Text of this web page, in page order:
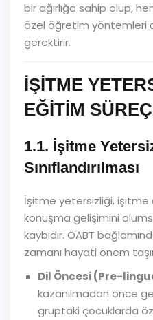
bir ağırlığa sahip olup,
özel öğretim yöntemleri
gerektirir.
İŞİTME
EĞİTİM
1.1. İşitme
Sınıflandırılması
İşitme yetersizliği, işitme
konuşma gelişimini
kaybıdır. ÖABT
zamanı hayati önem
Dil Öncesi (Pre-
kazanılmadan önce
gruptaki çocuklarda